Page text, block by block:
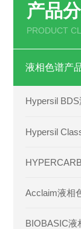
产品
PRODUCT
液相色谱产
Hypersil
Hypersil
Acclaim液相
BIOBASIC液